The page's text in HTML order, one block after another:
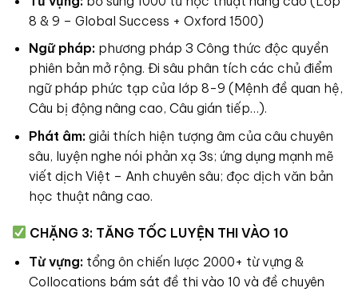
8 & 9 – Global Success + Oxford 1500)
Ngữ pháp:phương pháp 3 Công thức độc quyền
phiên bản mở rộng. Đi sâu phân tích các chủ điểm
ngữ pháp phức tạp của lớp 8-9 (Mệnh đề quan hệ,
Câu bị động nâng cao, Câu gián tiếp…).
Phát âm:giải thích hiện tượng âm của câu chuyên
sâu, luyện nghe nói phản xạ 3s; ứng dụng mạnh mẽ
viết dịch Việt – Anh chuyên sâu; đọc dịch văn bản
học thuật nâng cao.
CHẶNG 3: TĂNG TỐC LUYỆN THI VÀO 10
Từ vựng:tổng ôn chiến lược 2000+ từ vựng &
Collocations bám sát đề thi vào 10 và đề chuyên